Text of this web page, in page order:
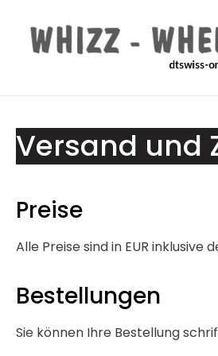
Versand und
Preise
Alle Preise sind in EUR
Bestellungen
Sie können Ihre Bestellung